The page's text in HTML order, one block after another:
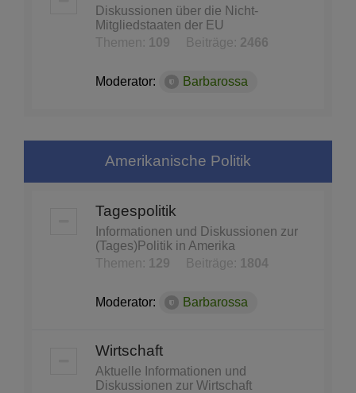
Diskussionen über die Nicht-
Mitgliedstaaten der EU
Themen:
109 Beiträge: 2466
Moderator: Barbarossa
Amerikanische Politik
Tagespolitik
Informationen und Diskussionen zur
(Tages)Politik in Amerika
Themen:
129 Beiträge: 1804
Moderator: Barbarossa
Wirtschaft
Aktuelle Informationen und
Diskussionen zur Wirtschaft